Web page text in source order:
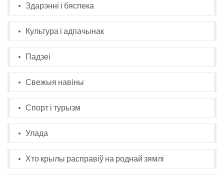
Здарэнні і бяспека
Культура і адпачынак
Падзеі
Свежыя навіны
Спорт і турызм
Улада
Хто крылы расправіў на роднай зямлі